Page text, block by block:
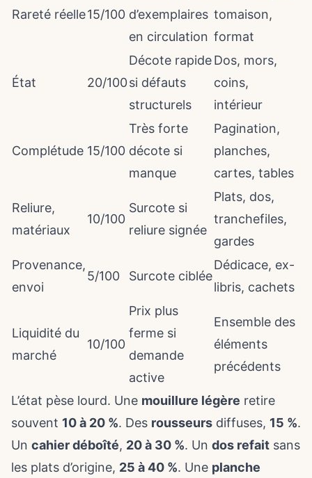
Rareté réelle15/100 d’exemplaires
en circulation
tomaison,
format
État 20/100
Décote rapide
si défauts
structurels
Dos, mors,
coins,
intérieur
Complétude 15/100
Très forte
décote si
manque
Pagination,
planches,
cartes, tables
Reliure,
matériaux
10/100
Surcote si
reliure signée
Plats, dos,
tranchefiles,
gardes
Provenance,
envoi
5/100 Surcote ciblée
Dédicace, ex-
libris, cachets
Liquidité du
marché
10/100
Prix plus
ferme si
demande
active
Ensemble des
éléments
précédents
L’état pèse lourd. Une mouillure légère retire
souvent 10 à 20 %. Des rousseurs diffuses, 15 %.
Un cahier déboîté, 20 à 30 %. Un dos refait sans
les plats d’origine, 25 à 40 %. Une planche